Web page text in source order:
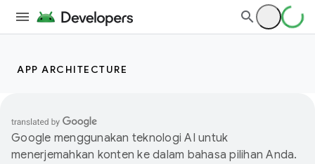
APP ARCHITECTURE
Google menggunakan teknologi AI untuk
menerjemahkan konten ke dalam bahasa pilihan Anda.